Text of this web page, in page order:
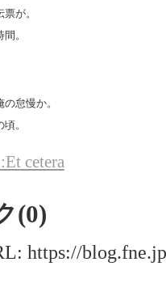
が。
。
怠慢か。
。
cetera
(0)
https://